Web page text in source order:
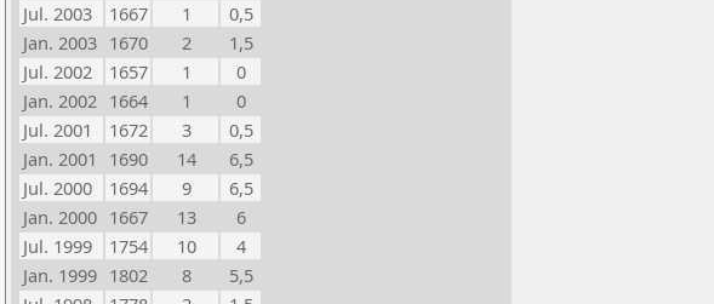
Jul. 2003
1667 1
0,5
Jan. 2003 1670 2
1,5
Jul. 2002
1657 1
0
Jan. 2002 1664 1
0
Jul. 2001
1672 3
0,5
Jan. 2001
1690 14
6,5
Jul. 2000
1694 9
6,5
Jan. 2000 1667 13
6
Jul. 1999
1754 10
4
Jan. 1999 1802 8
5,5